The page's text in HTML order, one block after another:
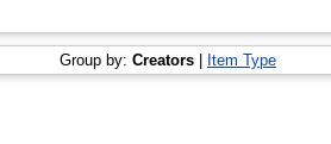
Group by: Creators | Item Type